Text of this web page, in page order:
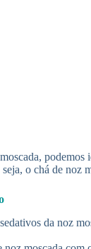
o chá de noz
da noz